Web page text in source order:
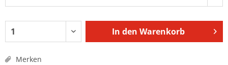
In den Warenkorb
Merken